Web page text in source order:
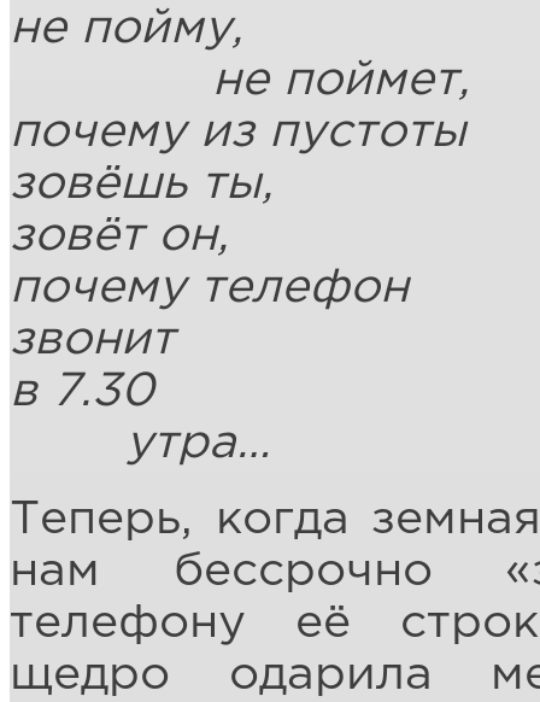
не пойму,
не поймет,
почему из пустоты
зовёшь ты,
зовёт он,
почему телефон
звонит
в 7.30
утра…
Теперь, когда
нам бессрочно
телефону её
щедро одарила